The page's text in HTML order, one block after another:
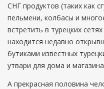
СНГ продуктов (таких как
пельмени, колбасы и
встретить в турецких
находится недавно
бутиками известных
утвари для дома и
А прекрасная половина